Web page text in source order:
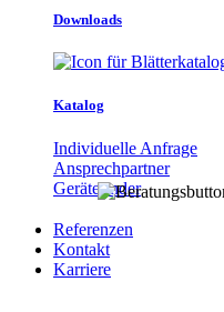
Downloads
Katalog
Individuelle Anfrage
Ansprechpartner
Gerätefinder
Referenzen
Kontakt
Karriere